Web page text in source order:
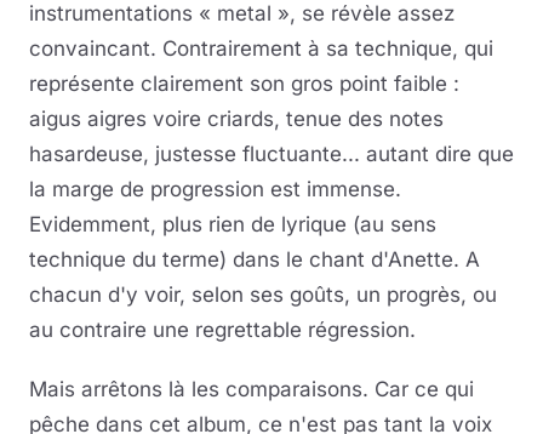
instrumentations « metal », se révèle assez
convaincant. Contrairement à sa technique, qui
représente clairement son gros point faible :
aigus aigres voire criards, tenue des notes
hasardeuse, justesse fluctuante... autant dire que
la marge de progression est immense.
Evidemment, plus rien de lyrique (au sens
technique du terme) dans le chant d'Anette. A
chacun d'y voir, selon ses goûts, un progrès, ou
au contraire une regrettable régression.
Mais arrêtons là les comparaisons. Car ce qui
pêche dans cet album, ce n'est pas tant la voix